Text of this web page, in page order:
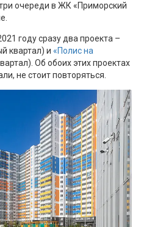
очереди в ЖК «Приморский
году сразу два проекта –
квартал) и «Полис на
Об обоих этих проектах
не стоит повторяться.